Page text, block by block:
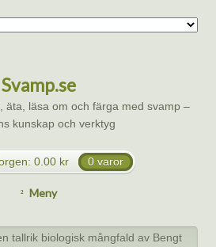
Svamp.se
äta, läsa om och färga med svamp –
kunskap och verktyg
0.00 kr 0 varor
Meny
tallrik biologisk mångfald av Bengt